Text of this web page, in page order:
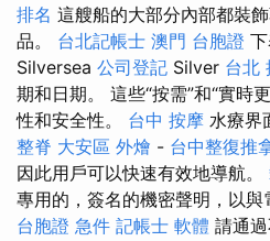
排名 這艘船的大部分內部都裝
品。 台北記帳士 澳門 台胞證
Silversea 公司登記 Silver 台北
期和日期。 這些“按需”和“實時
性和安全性。 台中 按摩 水療界
整脊 大安區 外燴 - 台中整復推
因此用戶可以快速有效地導航。
專用的，簽名的機密聲明，以與
台胞證 急件 記帳士 軟體 請通